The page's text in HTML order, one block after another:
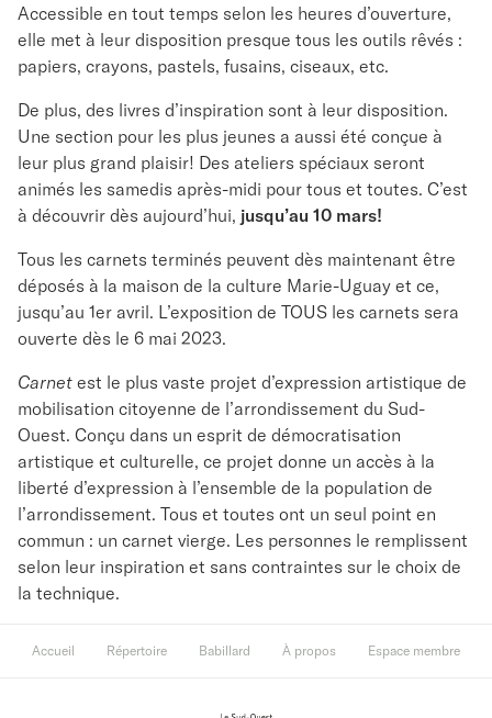
Accessible en tout temps selon les heures d’ouverture,
elle met à leur disposition presque tous les outils rêvés :
papiers, crayons, pastels, fusains, ciseaux, etc.
De plus, des livres d’inspiration sont à leur disposition.
Une section pour les plus jeunes a aussi été conçue à
leur plus grand plaisir! Des ateliers spéciaux seront
animés les samedis après-midi pour tous et toutes. C’est
à découvrir dès aujourd’hui, jusqu’au 10 mars!
Tous les carnets terminés peuvent dès maintenant être
déposés à la maison de la culture Marie-Uguay et ce,
jusqu’au 1er avril. L’exposition de TOUS les carnets sera
ouverte dès le 6 mai 2023.
Carnet est le plus vaste projet d’expression artistique de
mobilisation citoyenne de l’arrondissement du Sud-
Ouest. Conçu dans un esprit de démocratisation
artistique et culturelle, ce projet donne un accès à la
liberté d’expression à l’ensemble de la population de
l’arrondissement. Tous et toutes ont un seul point en
commun : un carnet vierge. Les personnes le remplissent
selon leur inspiration et sans contraintes sur le choix de
la technique.
Accueil Répertoire Babillard À propos Espace membre